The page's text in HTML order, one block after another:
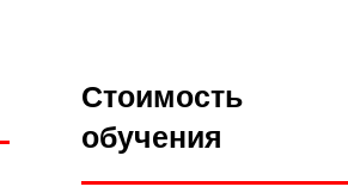
Стоимость
обучения